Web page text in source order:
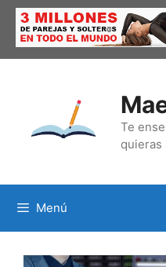
Saltar
contenido
Te
quieras
Menú